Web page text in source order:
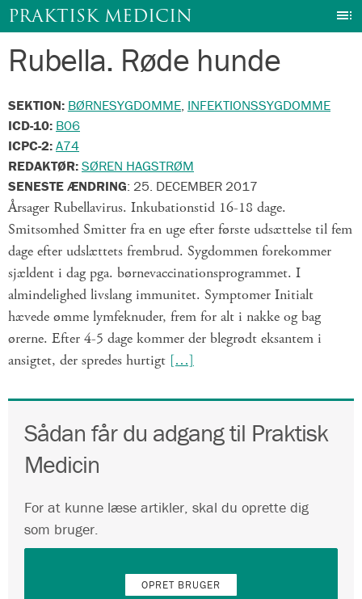
Gå
PRAKTISK MEDICIN
Rubella. Røde hunde
SEKTION: BØRNESYGDOMME, INFEKTIONSSYGDOMME
ICD-10: B06
ICPC-2:A74
REDAKTØR:SØREN HAGSTRØM
SENESTE ÆNDRING: 25. DECEMBER 2017
Årsager Rubellavirus. Inkubationstid 16-18 dage.
Smitsomhed Smitter fra en uge efter første udsættelse til fem
dage efter udslættets frembrud. Sygdommen forekommer
sjældent i dag pga. børnevaccinationsprogrammet. I
almindelighed livslang immunitet. Symptomer Initialt
hævede ømme lymfeknuder, frem for alt i nakke og bag
ørerne. Efter 4-5 dage kommer der blegrødt eksantem i
ansigtet, der spredes hurtigt […]
Sådan får du adgang til Praktisk
Medicin
For at kunne læse artikler, skal du oprette dig
som bruger.
OPRET BRUGER